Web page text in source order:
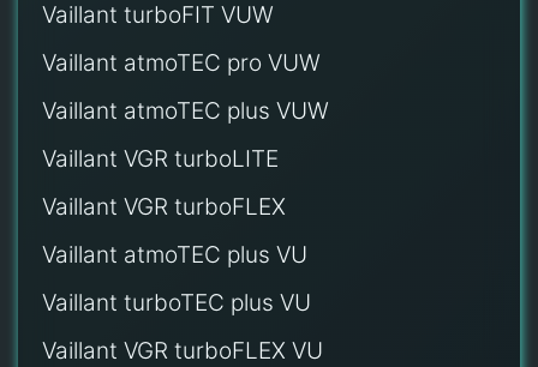
Vaillant turboFIT VUW
Vaillant atmoTEC pro VUW
Vaillant atmoTEC plus VUW
Vaillant VGR turboLITE
Vaillant VGR turboFLEX
Vaillant atmoTEC plus VU
Vaillant turboTEC plus VU
Vaillant VGR turboFLEX VU